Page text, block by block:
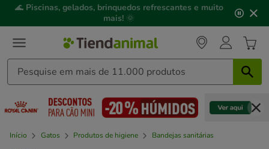
3,
mensagem,
📢Click&Collect: compre online, recolha em2h,
mediante disponibilidade de stock.
Início Gatos Produtos de higiene Bandejas sanitárias